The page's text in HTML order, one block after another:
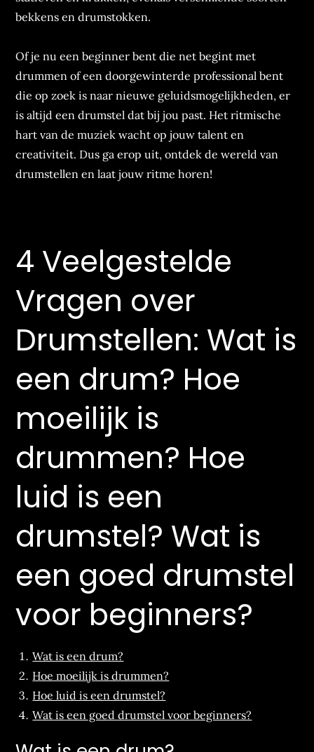
bekkens en drumstokken.
Of je nu een beginner bent die net begint met
drummen of een doorgewinterde professional bent
die op zoek is naar nieuwe geluidsmogelijkheden, er
is altijd een drumstel dat bij jou past. Het ritmische
hart van de muziek wacht op jouw talent en
creativiteit. Dus ga erop uit, ontdek de wereld van
drumstellen en laat jouw ritme horen!
4 Veelgestelde
Vragen over
Drumstellen: Wat is
een drum? Hoe
moeilijk is
drummen? Hoe
luid is een
drumstel? Wat is
een goed drumstel
voor beginners?
Wat is een drum?
Hoe moeilijk is drummen?
Hoe luid is een drumstel?
Wat is een goed drumstel voor beginners?